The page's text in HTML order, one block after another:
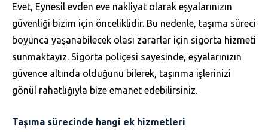
Evet, Eynesil evden eve nakliyat olarak eşyalarınızın
güvenliği bizim için önceliklidir. Bu nedenle, taşıma süreci
boyunca yaşanabilecek olası zararlar için sigorta hizmeti
sunmaktayız. Sigorta poliçesi sayesinde, eşyalarınızın
güvence altında olduğunu bilerek, taşınma işlerinizi
gönül rahatlığıyla bize emanet edebilirsiniz.
Taşıma sürecinde hangi ek hizmetleri
Müşteri Temsilcisi
Cevap Yaz